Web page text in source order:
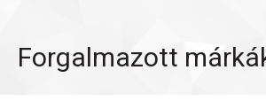
Forgalmazott